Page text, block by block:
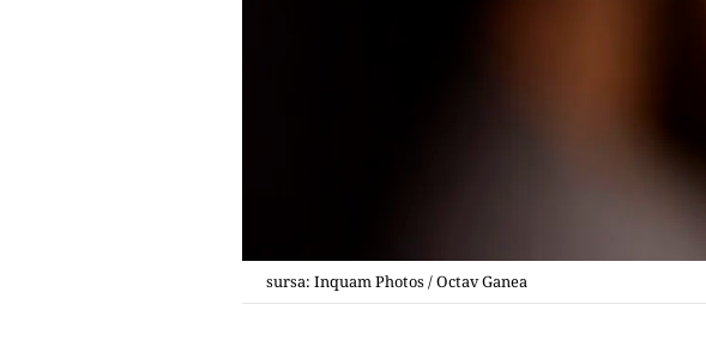
sursa: Inquam Photos / Octav Ganea